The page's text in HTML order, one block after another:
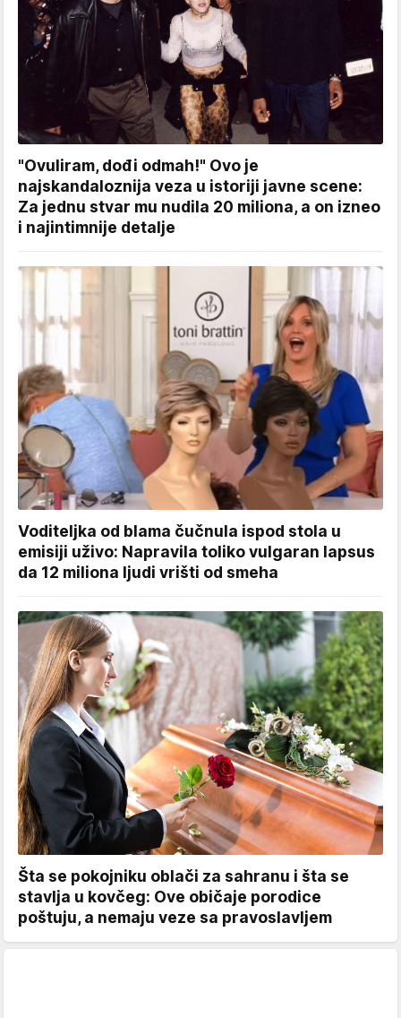
"Ovuliram, dođi odmah!" Ovo je
najskandaloznija veza u istoriji javne scene:
Za jednu stvar mu nudila 20 miliona, a on izneo
i najintimnije detalje
Voditeljka od blama čučnula ispod stola u
emisiji uživo: Napravila toliko vulgaran lapsus
da 12 miliona ljudi vrišti od smeha
Šta se pokojniku oblači za sahranu i šta se
stavlja u kovčeg: Ove običaje porodice
poštuju, a nemaju veze sa pravoslavljem